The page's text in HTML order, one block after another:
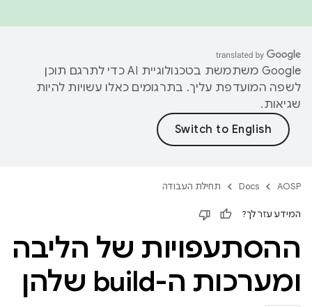
‫Google משתמשת בטכנולוגיית AI כדי לתרגם תוכן
לשפה המועדפת עליך. בתרגומים כאלו עשויות להיות
שגיאות.
AOSP
Docs תחילת העבודה
המידע עזר לך?
ההסתעפויות של הליבה
ומערכות ה-build שלהן